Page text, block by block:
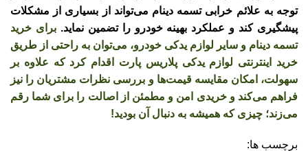
توجه به علائم خرابی تسمه دینام می‌تواند از بسیاری از مشکلات
پیشگیری کند و عملکرد بهینه خودرو را تضمین نماید.برای خرید
تسمه دینام و سایر لوازم یدکی خودرو، می‌توان به راحتی از طریق
خرید اینترنتی لوازم یدکی پلاریس پارت اقدام کرد که علاوه بر
سهولت، امکان مقایسه قیمت‌ها و بررسی نظرات مشتریان را نیز
فراهم می‌کند و خریدی امن و مطمئن از اصالت را برای شما رقم
می‌زند؛ چیزی که همیشه به دنبال آن بودید!
برچسب ها: